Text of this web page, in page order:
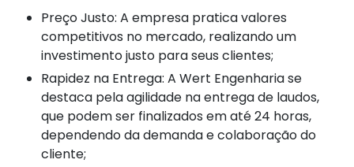
Preço Justo: A empresa pratica valores
competitivos no mercado, realizando um
investimento justo para seus clientes;
Rapidez na Entrega: A Wert Engenharia se
destaca pela agilidade na entrega de laudos,
que podem ser finalizados em até 24 horas,
dependendo da demanda e colaboração do
cliente;